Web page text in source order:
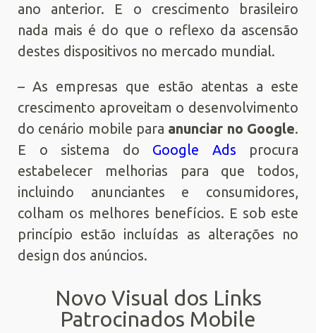
ano anterior. E o crescimento brasileiro
nada mais é do que o reflexo da ascensão
destes dispositivos no mercado mundial.
– As empresas que estão atentas a este
crescimento aproveitam o desenvolvimento
do cenário mobile para anunciar no Google.
E o sistema do Google Ads procura
estabelecer melhorias para que todos,
incluindo anunciantes e consumidores,
colham os melhores benefícios. E sob este
princípio estão incluídas as alterações no
design dos anúncios.
Novo Visual dos Links
Patrocinados Mobile